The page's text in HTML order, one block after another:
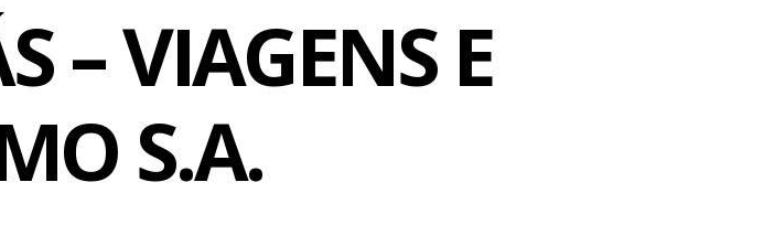
– VIAGENS E
S.A.